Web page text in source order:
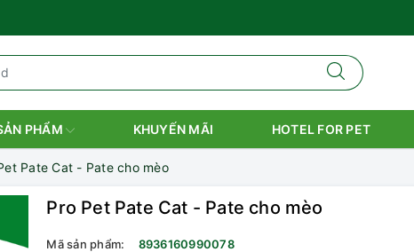
PHẨM KHUYẾN MÃI HOTEL FOR PET
Pate Cat - Pate cho mèo
Pro Pet Pate Cat - Pate cho mèo
Mã sản phẩm:
8936160990078